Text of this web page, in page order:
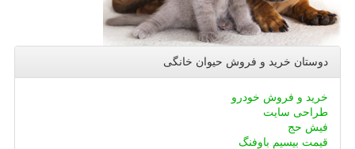
دوستان خرید و فروش حیوان خانگی
خرید و فروش خودرو
طراحی سایت
فیش حج
قیمت بیسیم باوفنگ